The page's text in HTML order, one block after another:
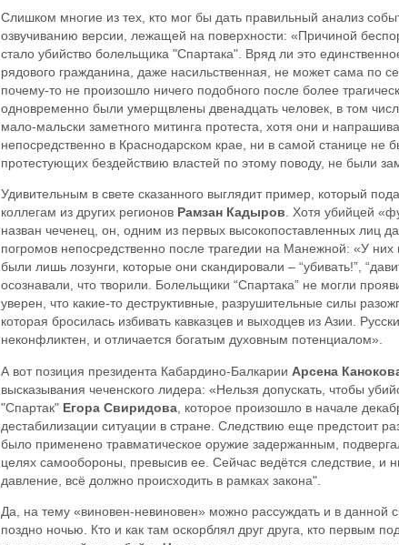
Слишком многие из тех, кто мог бы дать правильный анализ
озвучиванию версии, лежащей на поверхности: «Причиной
стало убийство болельщика "Спартака". Вряд ли это
рядового гражданина, даже насильственная, не может сама по
почему-то не произошло ничего подобного после более
одновременно были умерщвлены двенадцать человек, в том
мало-мальски заметного митинга протеста, хотя они и
непосредственно в Краснодарском крае, ни в самой станице не
протестующих бездействию властей по этому поводу, не были
Удивительным в свете сказанного выглядит пример, который
коллегам из других регионов Рамзан Кадыров. Хотя убийцей
назван чеченец, он, одним из первых высокопоставленных лиц
погромов непосредственно после трагедии на Манежной: «У них
были лишь лозунги, которые они скандировали – “убивать!”,
осознавали, что творили. Болельщики “Спартака” не могли
уверен, что какие-то деструктивные, разрушительные силы
которая бросилась избивать кавказцев и выходцев из Азии.
неконфликтен, и отличается богатым духовным потенциалом».
А вот позиция президента Кабардино-Балкарии Арсена
высказывания чеченского лидера: «Нельзя допускать, чтобы
"Спартак" Егора Свиридова, которое произошло в начале
дестабилизации ситуации в стране. Следствию еще предстоит
было применено травматическое оружие задержанным,
целях самообороны, превысив ее. Сейчас ведётся следствие, и
давление, всё должно происходить в рамках закона".
Да, на тему «виновен-невиновен» можно рассуждать и в данной
поздно ночью. Кто и как там оскорблял друг друга, кто первым